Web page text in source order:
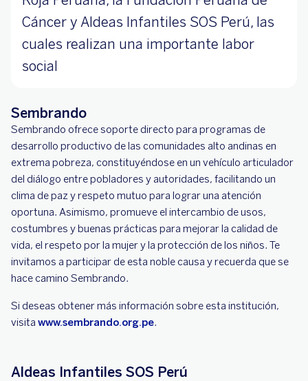
Cáncer y Aldeas Infantiles SOS Perú, las
cuales realizan una importante labor
social
Sembrando
Sembrando ofrece soporte directo para programas de
desarrollo productivo de las comunidades alto andinas en
extrema pobreza, constituyéndose en un vehículo articulador
del diálogo entre pobladores y autoridades, facilitando un
clima de paz y respeto mutuo para lograr una atención
oportuna. Asimismo, promueve el intercambio de usos,
costumbres y buenas prácticas para mejorar la calidad de
vida, el respeto por la mujer y la protección de los niños. Te
invitamos a participar de esta noble causa y recuerda que se
hace camino Sembrando.
Si deseas obtener más información sobre esta institución,
visita www.sembrando.org.pe.
Aldeas Infantiles SOS Perú